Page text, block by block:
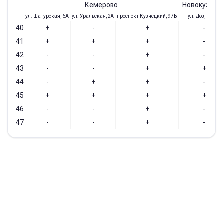
Кемерово
ул. Шатурская, 6А ул. Уральская, 2А проспект Кузнецкий, 97Б ул. Доз, 19/28
40 + - +
-
41
+ + +
-
42
- - +
-
43
- - +
+
44
- + +
-
45
+ + +
+
46
- - +
-
47
- - + -